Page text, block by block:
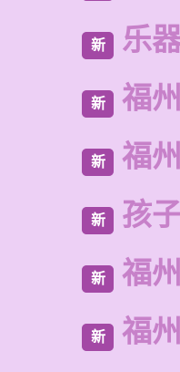
新 乐
新 福
新 福
新 孩
新 福
新 福